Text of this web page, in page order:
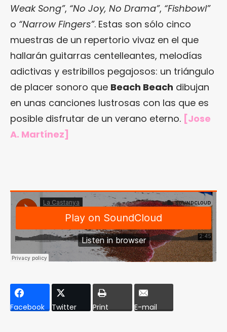
Weak Song”, “No Joy, No Drama”, “Fishbowl”
o “Narrow Fingers”. Estas son sólo cinco
muestras de un repertorio vivaz en el que
hallarán guitarras centelleantes, melodías
adictivas y estribillos pegajosos: un triángulo
de placer sonoro que Beach Beach dibujan
en unas canciones lustrosas con las que es
posible disfrutar de un verano eterno. [Jose
A. Martínez]
Facebook Twitter Print E-mail